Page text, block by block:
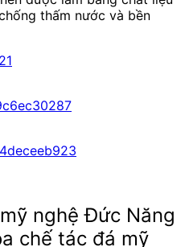
thấm nước và bền
nghệ Đức Năng
chế tác đá mỹ